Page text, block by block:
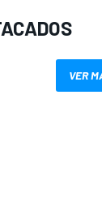
VER